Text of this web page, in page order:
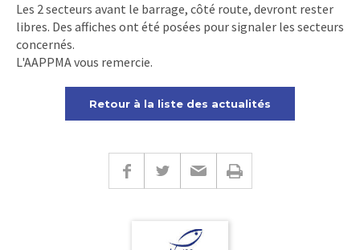
Les 2 secteurs avant le barrage, côté route, devront rester
libres. Des affiches ont été posées pour signaler les secteurs
concernés.
L'AAPPMA vous remercie.
Retour à la liste des actualités